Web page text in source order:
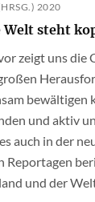
2020
Welt steht
zeigt uns die
bewältigen
und aktiv
auch in der
Reportagen
und der